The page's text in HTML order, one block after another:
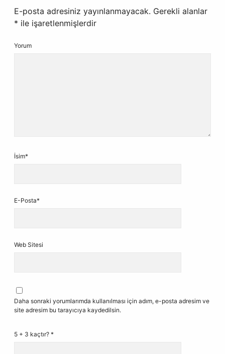
E-posta adresiniz yayınlanmayacak. Gerekli alanlar
* ile işaretlenmişlerdir
Yorum
İsim*
E-Posta*
Web Sitesi
Daha sonraki yorumlarımda kullanılması için adım, e-posta adresim ve
site adresim bu tarayıcıya kaydedilsin.
5 + 3 kaçtır? *